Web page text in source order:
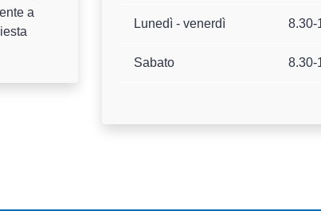
a
Lunedì - venerdì 8.30-
Sabato 8.30-